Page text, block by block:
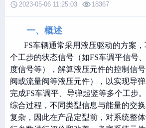
2023-05-06 11:25:03 18367
一、概述
FS车辆通常采用液压驱动的方案
个工步的状态信号（如FS车调平信号
度信号等），解算液压元件的控制信
阀或流量阀等液压元件），以实现导弹
完成FS车调平、导弹起竖等多个工步
综合过程，不同类型信息与能量的交
复杂，因此在产品定型前，对系统整